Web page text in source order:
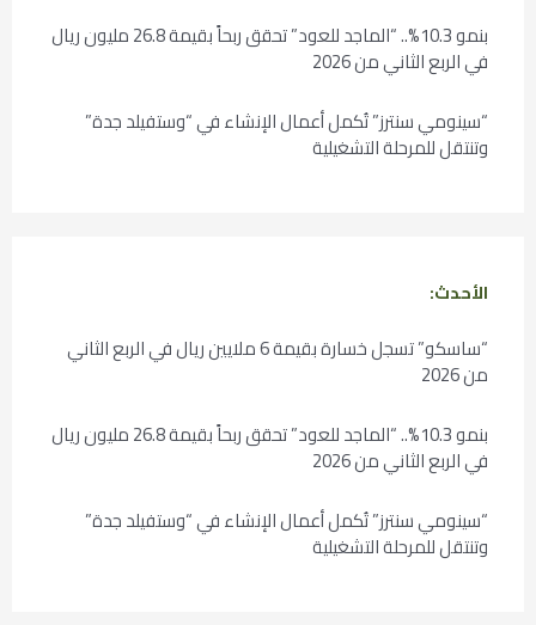
بنمو 10.3%.. “الماجد للعود” تحقق ربحاً بقيمة 26.8 مليون ريال
في الربع الثاني من 2026
“سينومي سنترز” تُكمل أعمال الإنشاء في “وستفيلد جدة”
وتنتقل للمرحلة التشغيلية
الأحدث:
“ساسكو” تسجل خسارة بقيمة 6 ملايين ريال في الربع الثاني
من 2026
بنمو 10.3%.. “الماجد للعود” تحقق ربحاً بقيمة 26.8 مليون ريال
في الربع الثاني من 2026
“سينومي سنترز” تُكمل أعمال الإنشاء في “وستفيلد جدة”
وتنتقل للمرحلة التشغيلية